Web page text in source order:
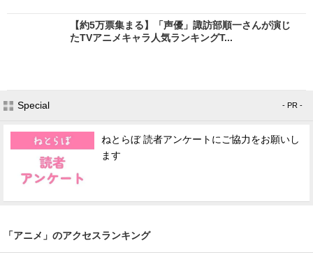
【約5万票集まる】「声優」諏訪部順一さんが演じ
たTVアニメキャラ人気ランキングT...
Special - PR -
ねとらぼ 読者アンケートにご協力をお願いし
ます
「アニメ」のアクセスランキング